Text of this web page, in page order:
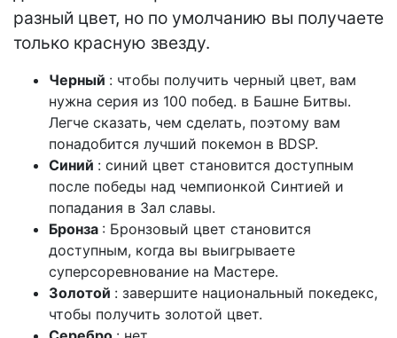
разный цвет, но по умолчанию вы получаете
только красную звезду.
Черный : чтобы получить черный цвет, вам
нужна серия из 100 побед. в Башне Битвы.
Легче сказать, чем сделать, поэтому вам
понадобится лучший покемон в BDSP.
Синий : синий цвет становится доступным
после победы над чемпионкой Синтией и
попадания в Зал славы.
Бронза : Бронзовый цвет становится
доступным, когда вы выигрываете
суперсоревнование на Мастере.
Золотой : завершите национальный покедекс,
чтобы получить золотой цвет.